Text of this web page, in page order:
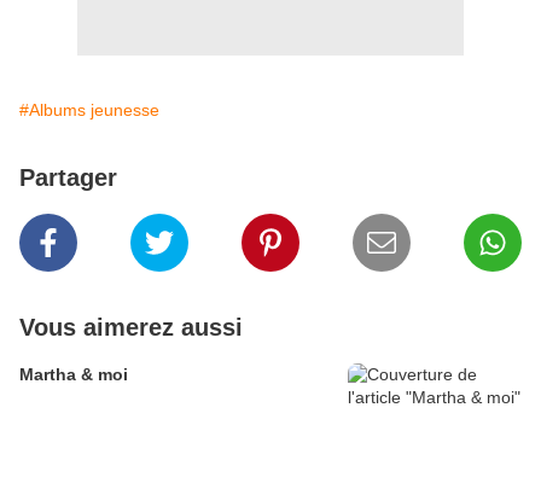
#Albums jeunesse
Partager
Vous aimerez aussi
Martha & moi